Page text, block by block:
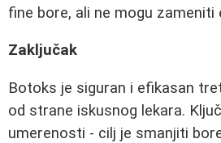
fine bore, ali ne mogu
Zaključak
Botoks je siguran i efikasan
od strane iskusnog lekara.
umerenosti - cilj je smanjiti